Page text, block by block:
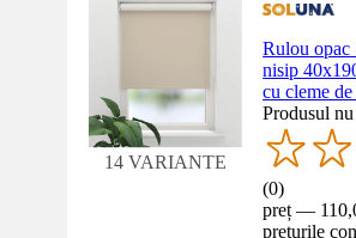
14 VARIANTE
Rulou opac
nisip
cu cleme
Produsul
(0)
preț —
prețurile